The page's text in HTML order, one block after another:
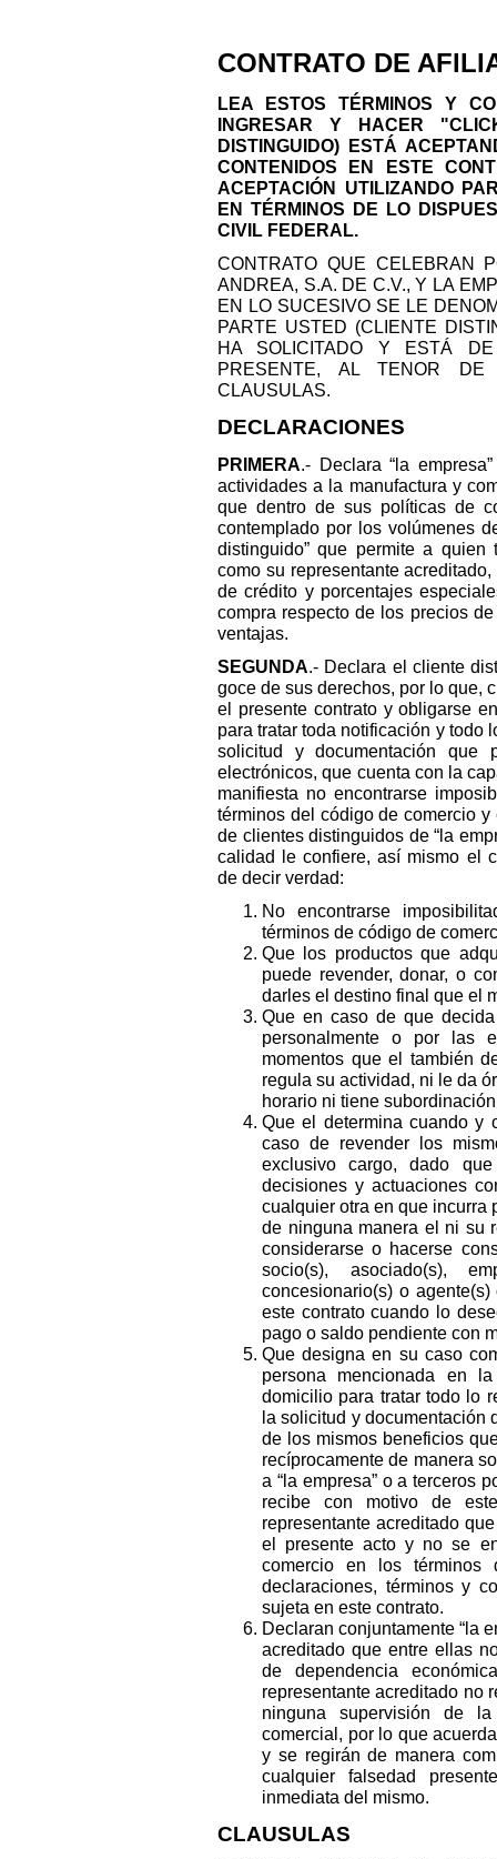
CONTRATO DE
LEA ESTOS TÉRMINOS Y
INGRESAR Y HACER
DISTINGUIDO) ESTÁ
CONTENIDOS EN ESTE
ACEPTACIÓN UTILIZANDO
EN TÉRMINOS DE LO
CIVIL FEDERAL.
CONTRATO QUE CELEBRAN
ANDREA, S.A. DE C.V., Y LA
EN LO SUCESIVO SE LE
PARTE USTED (CLIENTE
HA SOLICITADO Y ESTÁ
PRESENTE, AL TENOR DE
CLAUSULAS.
DECLARACIONES
PRIMERA.- Declara “la
actividades a la manufactura y
que dentro de sus políticas de
contemplado por los volúmenes
distinguido” que permite a
como su representante
de crédito y porcentajes
compra respecto de los precios
ventajas.
SEGUNDA.- Declara el cliente
goce de sus derechos, por lo que,
el presente contrato y obligarse
para tratar toda notificación y todo
solicitud y documentación
electrónicos, que cuenta con la
manifiesta no encontrarse
términos del código de comercio
de clientes distinguidos de “la
calidad le confiere, así mismo el
de decir verdad:
No encontrarse
términos de código de
Que los productos que
puede revender, donar, o
darles el destino final que el
Que en caso de que
personalmente o por las
momentos que el también
regula su actividad, ni le da
horario ni tiene
Que el determina cuando y
caso de revender los
exclusivo cargo, dado
decisiones y actuaciones
cualquier otra en que incurra
de ninguna manera el ni su
considerarse o hacerse
socio(s), asociado(s),
concesionario(s) o
este contrato cuando lo
pago o saldo pendiente con
Que designa en su caso
persona mencionada en
domicilio para tratar todo lo
la solicitud y documentación
de los mismos beneficios
recíprocamente de manera
a “la empresa” o a terceros
recibe con motivo de
representante acreditado
el presente acto y no se
comercio en los términos
declaraciones, términos y
sujeta en este contrato.
Declaran conjuntamente “la
acreditado que entre ellas
de dependencia
representante acreditado no
ninguna supervisión de
comercial, por lo que
y se regirán de manera
cualquier falsedad
inmediata del mismo.
CLAUSULAS